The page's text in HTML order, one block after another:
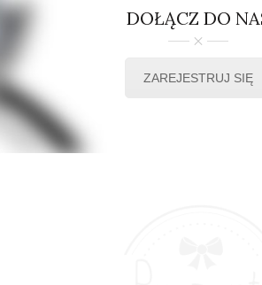
DOŁĄCZ DO
ZAREJESTRUJ SIĘ